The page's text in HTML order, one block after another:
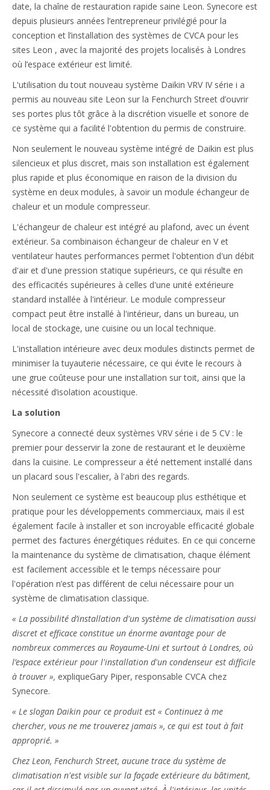
date, la chaîne de restauration rapide saine Leon. Synecore est
depuis plusieurs années l’entrepreneur privilégié pour la
conception et l’installation des systèmes de CVCA pour les
sites Leon , avec la majorité des projets localisés à Londres
où l’espace extérieur est limité.
L'utilisation du tout nouveau système Daikin VRV IV série i a
permis au nouveau site Leon sur la Fenchurch Street d’ouvrir
ses portes plus tôt grâce à la discrétion visuelle et sonore de
ce système qui a facilité l'obtention du permis de construire.
Non seulement le nouveau système intégré de Daikin est plus
silencieux et plus discret, mais son installation est également
plus rapide et plus économique en raison de la division du
système en deux modules, à savoir un module échangeur de
chaleur et un module compresseur.
L'échangeur de chaleur est intégré au plafond, avec un évent
extérieur. Sa combinaison échangeur de chaleur en V et
ventilateur hautes performances permet l'obtention d'un débit
d'air et d'une pression statique supérieurs, ce qui résulte en
des efficacités supérieures à celles d'une unité extérieure
standard installée à l'intérieur. Le module compresseur
compact peut être installé à l'intérieur, dans un bureau, un
local de stockage, une cuisine ou un local technique.
L'installation intérieure avec deux modules distincts permet de
minimiser la tuyauterie nécessaire, ce qui évite le recours à
une grue coûteuse pour une installation sur toit, ainsi que la
nécessité d’isolation acoustique.
La solution
Synecore a connecté deux systèmes VRV série i de 5 CV : le
premier pour desservir la zone de restaurant et le deuxième
dans la cuisine. Le compresseur a été nettement installé dans
un placard sous l'escalier, à l'abri des regards.
Non seulement ce système est beaucoup plus esthétique et
pratique pour les développements commerciaux, mais il est
également facile à installer et son incroyable efficacité globale
permet des factures énergétiques réduites. En ce qui concerne
la maintenance du système de climatisation, chaque élément
est facilement accessible et le temps nécessaire pour
l'opération n’est pas différent de celui nécessaire pour un
système de climatisation classique.
« La possibilité d’installation d'un système de climatisation aussi
discret et efficace constitue un énorme avantage pour de
nombreux commerces au Royaume-Uni et surtout à Londres, où
l’espace extérieur pour l'installation d'un condenseur est difficile
à trouver », expliqueGary Piper, responsable CVCA chez
Synecore.
« Le slogan Daikin pour ce produit est « Continuez à me
chercher, vous ne me trouverez jamais », ce qui est tout à fait
approprié. »
Chez Leon, Fenchurch Street, aucune trace du système de
climatisation n'est visible sur la façade extérieure du bâtiment,